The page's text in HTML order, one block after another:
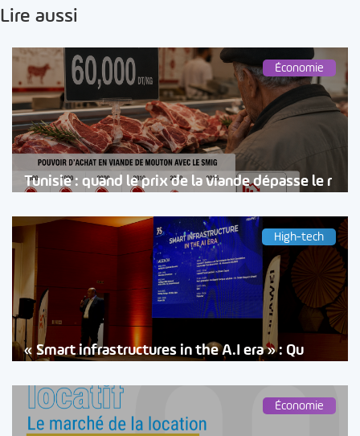
Lire aussi
Économie
Tunisie : quand le prix de la viande dépasse le r
High-tech
« Smart infrastructures in the A.I era » : Qu
Économie